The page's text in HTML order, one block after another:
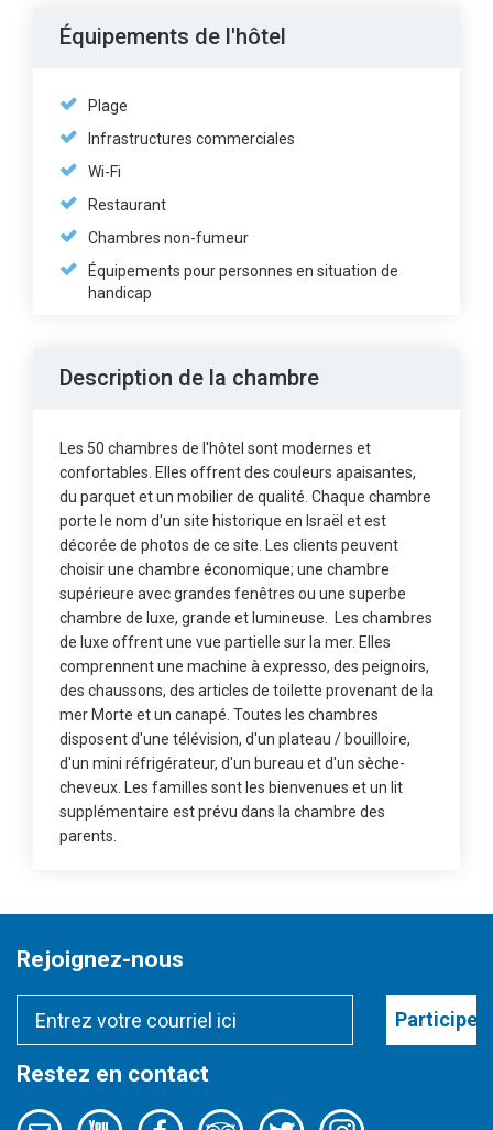
Équipements de l'hôtel
Plage
Infrastructures commerciales
Wi-Fi
Restaurant
Chambres non-fumeur
Équipements pour personnes en situation de
handicap
Description de la chambre
Les 50 chambres de l'hôtel sont modernes et
confortables. Elles offrent des couleurs apaisantes,
du parquet et un mobilier de qualité. Chaque chambre
porte le nom d'un site historique en Israël et est
décorée de photos de ce site. Les clients peuvent
choisir une chambre économique; une chambre
supérieure avec grandes fenêtres ou une superbe
chambre de luxe, grande et lumineuse. Les chambres
de luxe offrent une vue partielle sur la mer. Elles
comprennent une machine à expresso, des peignoirs,
des chaussons, des articles de toilette provenant de la
mer Morte et un canapé. Toutes les chambres
disposent d'une télévision, d'un plateau / bouilloire,
d'un mini réfrigérateur, d'un bureau et d'un sèche-
cheveux. Les familles sont les bienvenues et un lit
supplémentaire est prévu dans la chambre des
parents.
Rejoignez-nous
Participer
Restez en contact